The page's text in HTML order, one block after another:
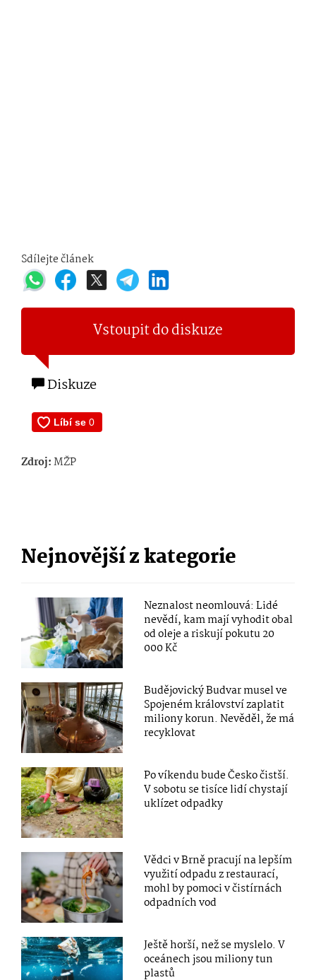
Sdílejte článek
Vstoupit do diskuze
Diskuze
Zdroj:MŽP
Nejnovější z kategorie
Neznalost neomlouvá: Lidé
nevědí, kam mají vyhodit obal
od oleje a riskují pokutu 20
000 Kč
Budějovický Budvar musel ve
Spojeném království zaplatit
miliony korun. Nevěděl, že má
recyklovat
Po víkendu bude Česko čistší.
V sobotu se tisíce lidí chystají
uklízet odpadky
Vědci v Brně pracují na lepším
využití odpadu z restaurací,
mohl by pomoci v čistírnách
odpadních vod
Ještě horší, než se myslelo. V
oceánech jsou miliony tun
plastů